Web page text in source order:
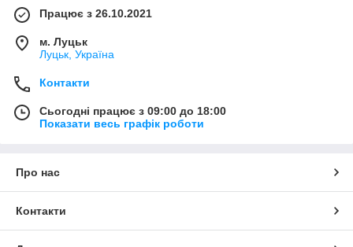
Працює з 26.10.2021
м. Луцьк
Луцьк, Україна
Контакти
Сьогодні працює з 09:00 до 18:00
Показати весь графік роботи
Про нас
Контакти